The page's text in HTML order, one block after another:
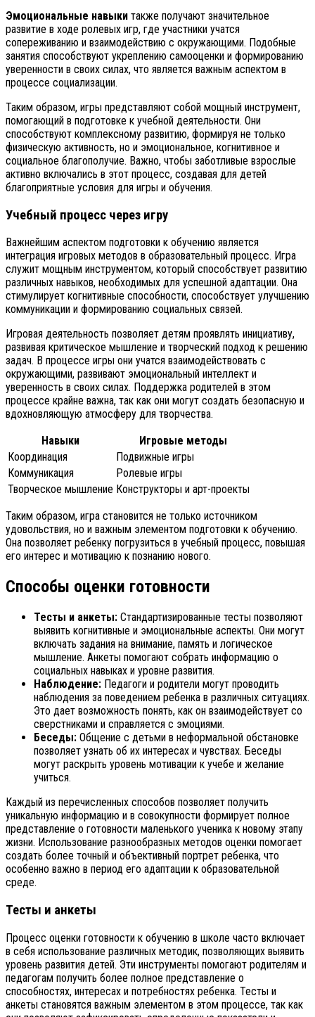
Эмоциональные навыки также получают значительное
развитие в ходе ролевых игр, где участники учатся
сопереживанию и взаимодействию с окружающими. Подобные
занятия способствуют укреплению самооценки и формированию
уверенности в своих силах, что является важным аспектом в
процессе социализации.
Таким образом, игры представляют собой мощный инструмент,
помогающий в подготовке к учебной деятельности. Они
способствуют комплексному развитию, формируя не только
физическую активность, но и эмоциональное, когнитивное и
социальное благополучие. Важно, чтобы заботливые взрослые
активно включались в этот процесс, создавая для детей
благоприятные условия для игры и обучения.
Учебный процесс через игру
Важнейшим аспектом подготовки к обучению является
интеграция игровых методов в образовательный процесс. Игра
служит мощным инструментом, который способствует развитию
различных навыков, необходимых для успешной адаптации. Она
стимулирует когнитивные способности, способствует улучшению
коммуникации и формированию социальных связей.
Игровая деятельность позволяет детям проявлять инициативу,
развивая критическое мышление и творческий подход к решению
задач. В процессе игры они учатся взаимодействовать с
окружающими, развивают эмоциональный интеллект и
уверенность в своих силах. Поддержка родителей в этом
процессе крайне важна, так как они могут создать безопасную и
вдохновляющую атмосферу для творчества.
Навыки
Игровые методы
Координация
Подвижные игры
Коммуникация
Ролевые игры
Творческое мышление Конструкторы и арт-проекты
Таким образом, игра становится не только источником
удовольствия, но и важным элементом подготовки к обучению.
Она позволяет ребенку погрузиться в учебный процесс, повышая
его интерес и мотивацию к познанию нового.
Способы оценки готовности
Тесты и анкеты: Стандартизированные тесты позволяют
выявить когнитивные и эмоциональные аспекты. Они могут
включать задания на внимание, память и логическое
мышление. Анкеты помогают собрать информацию о
социальных навыках и уровне развития.
Наблюдение: Педагоги и родители могут проводить
наблюдения за поведением ребенка в различных ситуациях.
Это дает возможность понять, как он взаимодействует со
сверстниками и справляется с эмоциями.
Беседы: Общение с детьми в неформальной обстановке
позволяет узнать об их интересах и чувствах. Беседы
могут раскрыть уровень мотивации к учебе и желание
учиться.
Каждый из перечисленных способов позволяет получить
уникальную информацию и в совокупности формирует полное
представление о готовности маленького ученика к новому этапу
жизни. Использование разнообразных методов оценки помогает
создать более точный и объективный портрет ребенка, что
особенно важно в период его адаптации к образовательной
среде.
Тесты и анкеты
Процесс оценки готовности к обучению в школе часто включает
в себя использование различных методик, позволяющих выявить
уровень развития детей. Эти инструменты помогают родителям и
педагогам получить более полное представление о
способностях, интересах и потребностях ребенка. Тесты и
анкеты становятся важным элементом в этом процессе, так как